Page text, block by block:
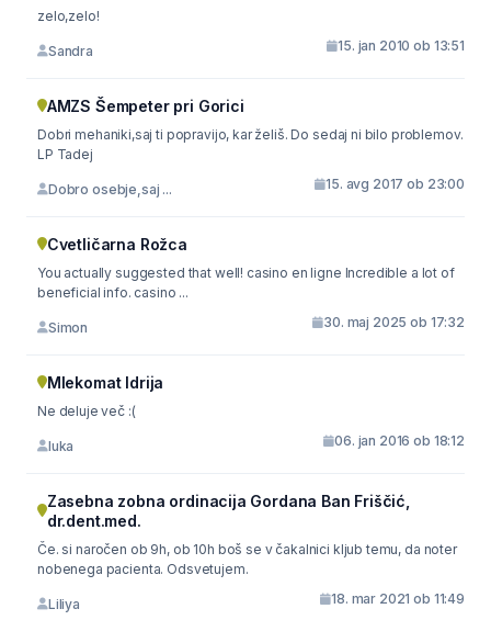
zelo,zelo!
Sandra 15. jan 2010 ob 13:51
AMZS Šempeter pri Gorici
Dobri mehaniki,saj ti popravijo, kar želiš. Do sedaj ni bilo problemov.
LP Tadej
Dobro osebje,saj ... 15. avg 2017 ob 23:00
Cvetličarna Rožca
You actually suggested that well! casino en ligne Incredible a lot of
beneficial info. casino ...
Simon 30. maj 2025 ob 17:32
Mlekomat Idrija
Ne deluje več :(
luka 06. jan 2016 ob 18:12
Zasebna zobna ordinacija Gordana Ban Friščić,
dr.dent.med.
Če. si naročen ob 9h, ob 10h boš se v čakalnici kljub temu, da noter
nobenega pacienta. Odsvetujem.
Liliya 18. mar 2021 ob 11:49